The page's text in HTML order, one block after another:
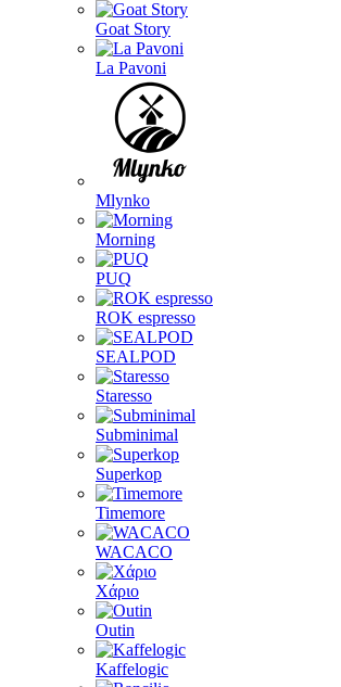
Goat Story
La Pavoni
Mlynko
Morning
PUQ
ROK espresso
SEALPOD
Staresso
Subminimal
Superkop
Timemore
WACACO
Χάριο
Outin
Kaffelogic